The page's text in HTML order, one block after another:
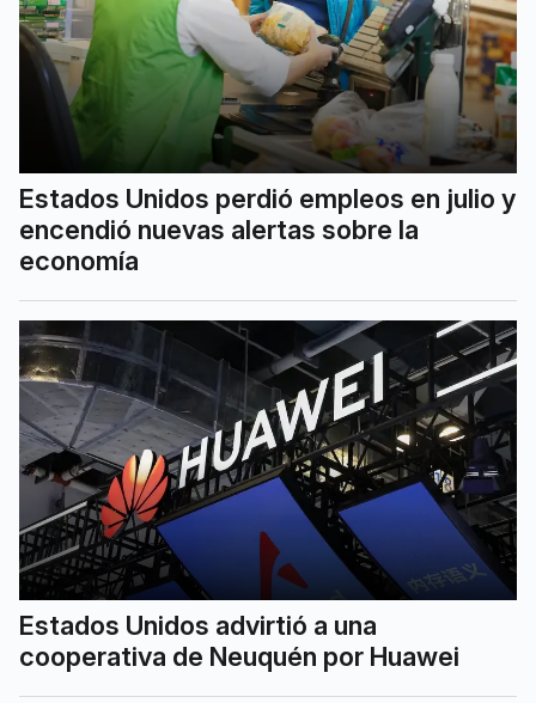
Estados Unidos perdió empleos en julio y
encendió nuevas alertas sobre la
economía
Estados Unidos advirtió a una
cooperativa de Neuquén por Huawei